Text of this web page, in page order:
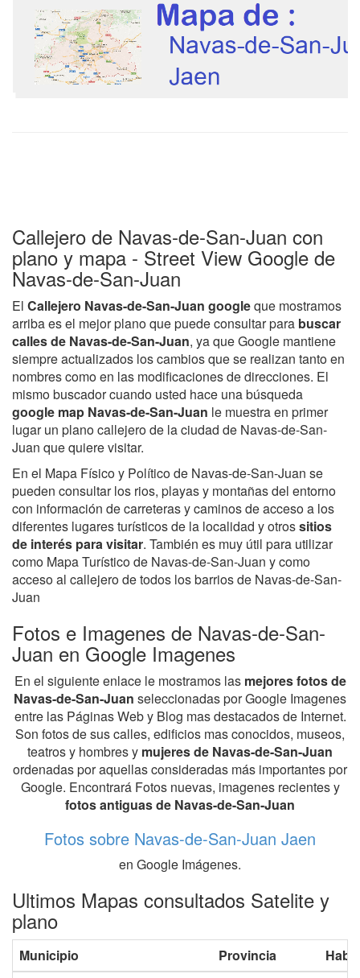
Callejero de Navas-de-San-Juan con
plano y mapa - Street View Google de
Navas-de-San-Juan
El Callejero Navas-de-San-Juan googleque mostramos
arriba es el mejor plano que puede consultar para buscar
calles de Navas-de-San-Juan, ya que Google mantiene
siempre actualizados los cambios que se realizan tanto en
nombres como en las modificaciones de direcciones. El
mismo buscador cuando usted hace una búsqueda
google map Navas-de-San-Juan le muestra en primer
lugar un plano callejero de la ciudad de Navas-de-San-
Juan que quiere visitar.
En el Mapa Físico y Político de Navas-de-San-Juan se
pueden consultar los rios, playas y montañas del entorno
con información de carreteras y caminos de acceso a los
diferentes lugares turísticos de la localidad y otrossitios
de interés para visitar. También es muy útil para utilizar
como Mapa Turístico de Navas-de-San-Juan y como
acceso al callejero de todos los barrios de Navas-de-San-
Juan
Fotos e Imagenes de Navas-de-San-
Juan en Google Imagenes
En el siguiente enlace le mostramos las mejores fotos de
Navas-de-San-Juan seleccionadas por Google Imagenes
entre las Páginas Web y Blog mas destacados de Internet.
Son fotos de sus calles, edificios mas conocidos, museos,
teatros y hombres y mujeres de Navas-de-San-Juan
ordenadas por aquellas consideradas más importantes por
Google. Encontrará Fotos nuevas, imagenes recientes y
fotos antiguas de Navas-de-San-Juan
Fotos sobre Navas-de-San-Juan Jaen
en Google Imágenes.
Ultimos Mapas consultados Satelite y
plano
Municipio Provincia